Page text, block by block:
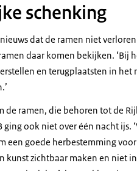
schenking
dat de ramen niet
daar komen bekijken. ‘Bij
en terugplaatsten in
de ramen, die behoren tot de
ging ook niet over één nacht ijs.
een goede herbestemming
kunst zichtbaar maken en niet